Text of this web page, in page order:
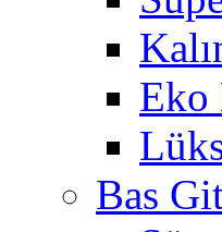
Eko
Bas